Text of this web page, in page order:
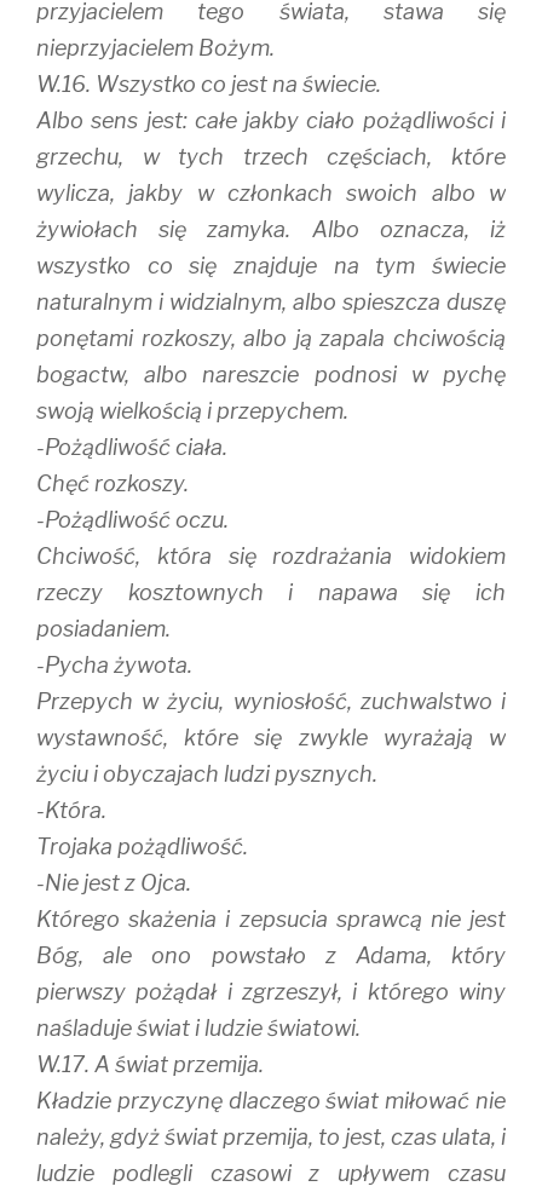
przyjacielem tego świata, stawa się
nieprzyjacielem Bożym.
W.16. Wszystko co jest na świecie.
Albo sens jest: całe jakby ciało pożądliwości i
grzechu, w tych trzech częściach, które
wylicza, jakby w członkach swoich albo w
żywiołach się zamyka. Albo oznacza, iż
wszystko co się znajduje na tym świecie
naturalnym i widzialnym, albo spieszcza duszę
ponętami rozkoszy, albo ją zapala chciwością
bogactw, albo nareszcie podnosi w pychę
swoją wielkością i przepychem.
-Pożądliwość ciała.
Chęć rozkoszy.
-Pożądliwość oczu.
Chciwość, która się rozdrażania widokiem
rzeczy kosztownych i napawa się ich
posiadaniem.
-Pycha żywota.
Przepych w życiu, wyniosłość, zuchwalstwo i
wystawność, które się zwykle wyrażają w
życiu i obyczajach ludzi pysznych.
-Która.
Trojaka pożądliwość.
-Nie jest z Ojca.
Którego skażenia i zepsucia sprawcą nie jest
Bóg, ale ono powstało z Adama, który
pierwszy pożądał i zgrzeszył, i którego winy
naśladuje świat i ludzie światowi.
W.17. A świat przemija.
Kładzie przyczynę dlaczego świat miłować nie
należy, gdyż świat przemija, to jest, czas ulata, i
ludzie podlegli czasowi z upływem czasu